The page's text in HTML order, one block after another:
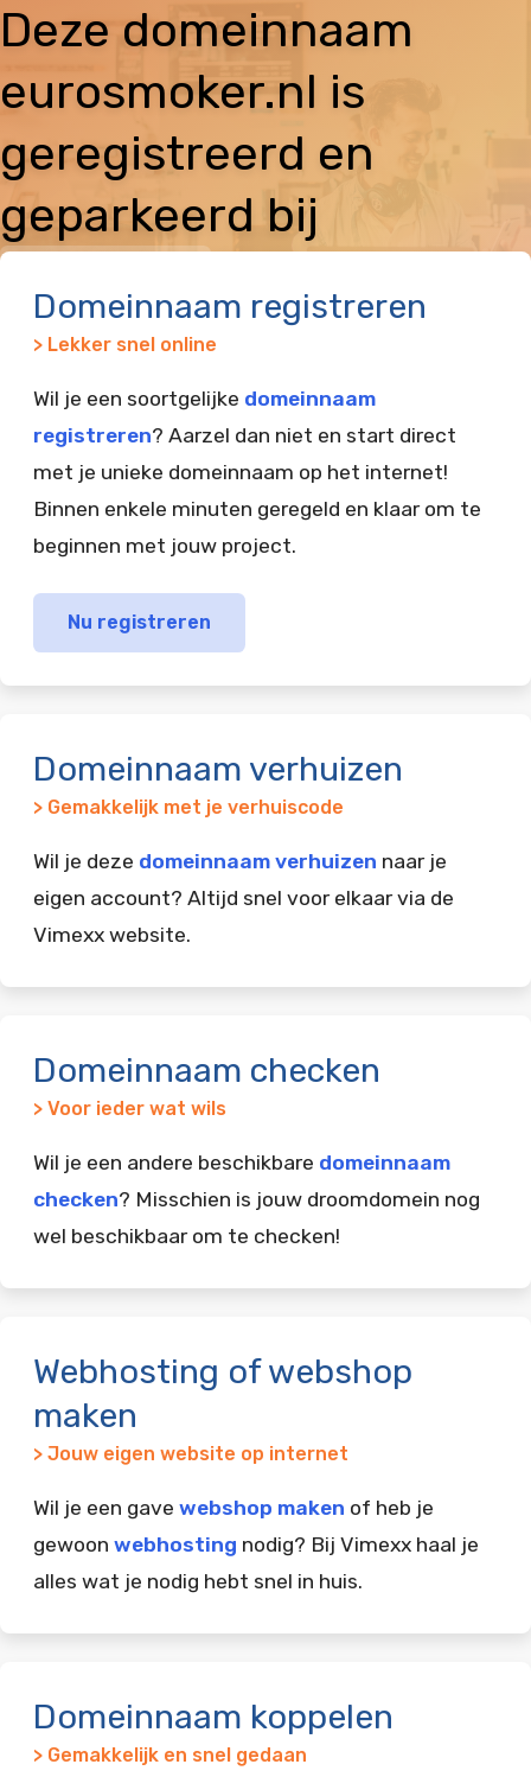
Deze domeinnaam
eurosmoker.nl is
geregistreerd en
geparkeerd bij
Domeinnaam registreren
> Lekker snel online
Wil je een soortgelijke domeinnaam
registreren? Aarzel dan niet en start direct
met je unieke domeinnaam op het internet!
Binnen enkele minuten geregeld en klaar om te
beginnen met jouw project.
Nu registreren
Domeinnaam verhuizen
> Gemakkelijk met je verhuiscode
Wil je deze domeinnaam verhuizen naar je
eigen account? Altijd snel voor elkaar via de
Vimexx website.
Domeinnaam checken
> Voor ieder wat wils
Wil je een andere beschikbare domeinnaam
checken? Misschien is jouw droomdomein nog
wel beschikbaar om te checken!
Webhosting of webshop
maken
> Jouw eigen website op internet
Wil je een gave webshop maken of heb je
gewoon webhosting nodig? Bij Vimexx haal je
alles wat je nodig hebt snel in huis.
Domeinnaam koppelen
> Gemakkelijk en snel gedaan